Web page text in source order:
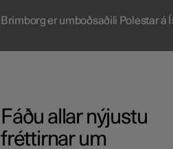
Brimborg er umboðsaðili Polestar á
Fáðu allar nýjustu
fréttirnar um